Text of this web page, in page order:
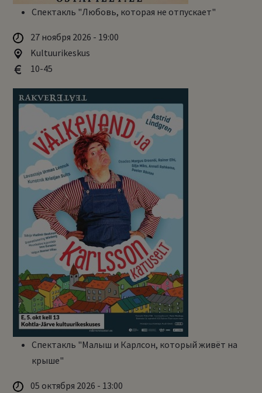
Спектакль "Любовь, которая не отпускает"
27 ноября 2026 - 19:00
Kultuurikeskus
10-45
Спектакль "Малыш и Карлсон, который живёт на
крыше"
05 октября 2026 - 13:00